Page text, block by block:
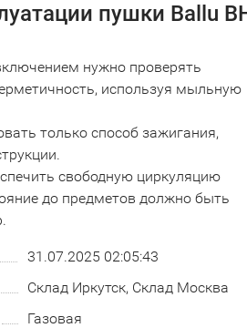
пушки Ballu
нужно проверять
используя мыльную
только способ зажигания,
свободную циркуляцию
до предметов должно быть
31.07.2025 02:05:43
Склад Иркутск, Склад Москва
Газовая